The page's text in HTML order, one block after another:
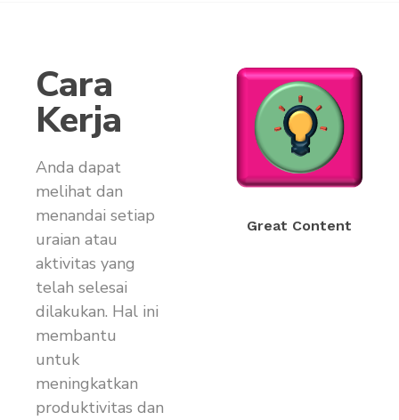
Cara
Kerja
Anda dapat
melihat dan
menandai setiap
uraian atau
aktivitas yang
telah selesai
dilakukan. Hal ini
membantu
untuk
meningkatkan
produktivitas dan
Great Content